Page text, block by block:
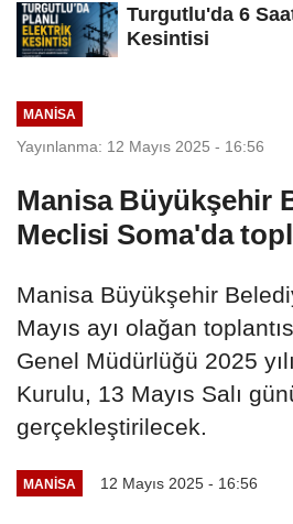
Turgutlu'da 6
Kesintisi
MANİSA
Yayınlanma: 12 Mayıs 2025 - 16:56
Manisa Büyükşehir
Meclisi Soma'da
Manisa Büyükşehir
Mayıs ayı olağan
Genel Müdürlüğü 2025
Kurulu, 13 Mayıs Salı
gerçekleştirilecek.
MANİSA 12 Mayıs 2025 - 16:56